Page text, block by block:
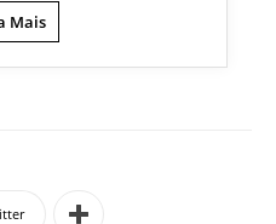
Mais